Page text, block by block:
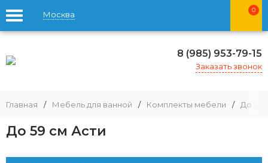
Москва 0
8 (985) 953-79-15
Заказать звонок
Главная / Мебель для ванной / Комплекты мебели / До 59
До 59 см Асти